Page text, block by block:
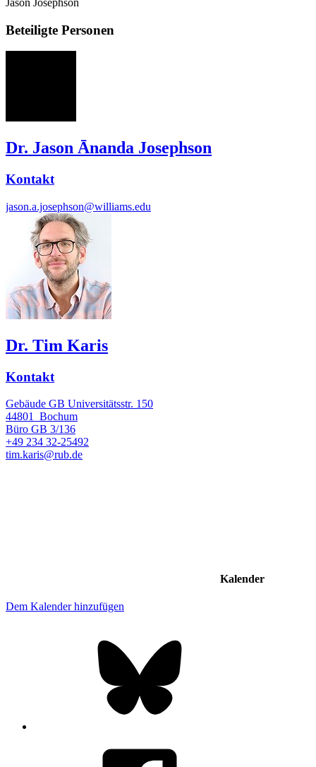
Jason Josephson
Beteiligte Personen
Dr. Jason Ānanda Josephson
Kontakt
jason.a.josephson@williams.edu
Dr. Tim Karis
Kontakt
Gebäude GB Universitätsstr. 150
44801 Bochum
Büro GB 3/136
+49 234 32-25492
tim.karis@rub.de
Kalender
Dem Kalender hinzufügen